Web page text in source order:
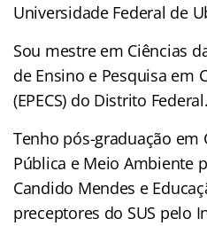
Universidade Federal de
Sou mestre em Ciências
de Ensino e Pesquisa em
(EPECS) do Distrito Federal.
Tenho pós-graduação em
Pública e Meio Ambiente
Candido Mendes e
preceptores do SUS pelo